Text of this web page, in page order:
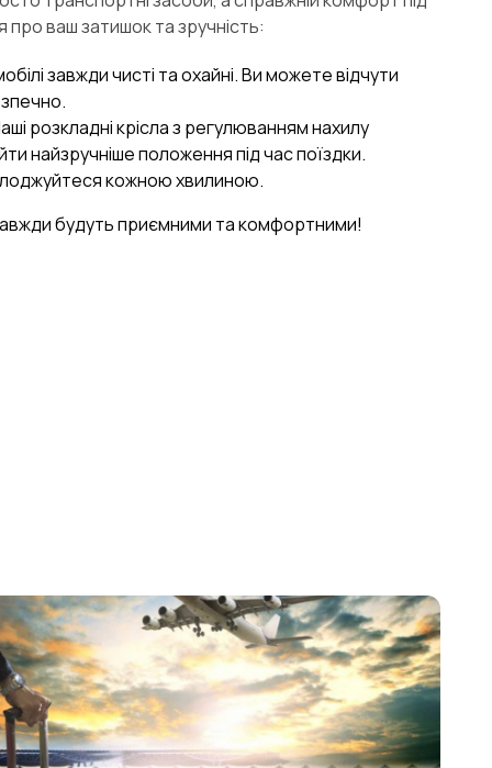
про ваш затишок та зручність:
завжди чисті та охайні. Ви можете відчути
розкладні крісла з регулюванням нахилу
найзручніше положення під час поїздки.
кожною хвилиною.
будуть приємними та комфортними!